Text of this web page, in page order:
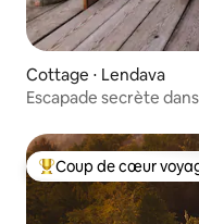
Cottage ⋅ Lendava
Escapade secrète
Coups de cœur
Coup de cœur